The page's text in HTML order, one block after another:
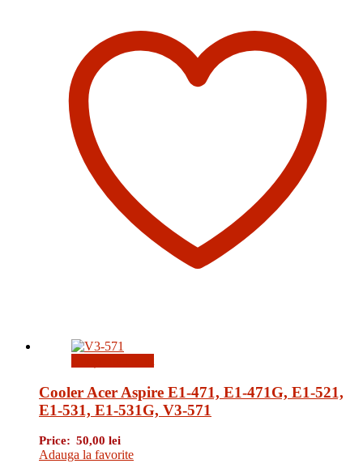
Cooler Acer Aspire E1-471, E1-471G, E1-521,
E1-531, E1-531G, V3-571
Price: 50,00 lei
Adauga la favorite